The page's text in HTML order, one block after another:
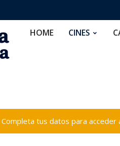
HOME CINES
Completa tus datos para acceder